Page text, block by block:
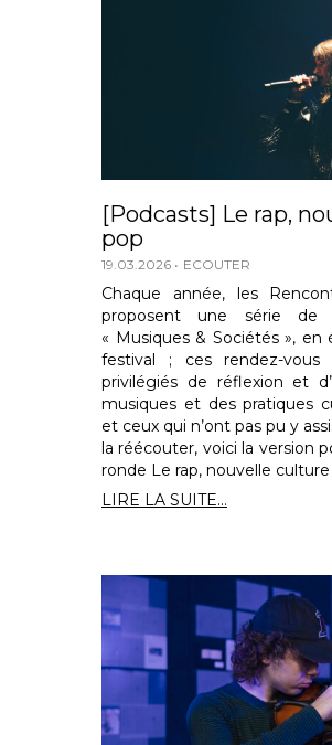
[Podcasts] Le rap,
pop
19.03.2026 ECOUTER
Chaque année, les
proposent une série de
« Musiques & Sociétés »,
festival ; ces rendez-
privilégiés de réflexion et
musiques et des pratiques
et ceux qui n’ont pas pu y
la réécouter, voici la version
ronde Le rap, nouvelle culture
LIRE LA SUITE...